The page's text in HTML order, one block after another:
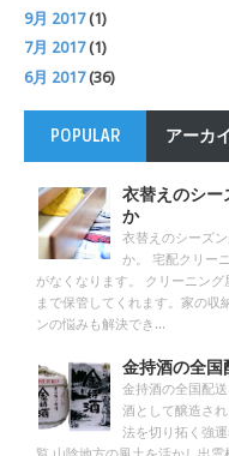
9月 2017(1)
7月 2017(1)
6月 2017(36)
POPULAR アーカ
衣替えのシー
か
衣替えのシーズ
か。 宅配クリー
がなくなります。 クリーニン
まで保管してくれます。家の収
ンの悩みも解決でき...
金持酒の全国
金持酒の全国配
酒として醸造さ
法を切り拓く強